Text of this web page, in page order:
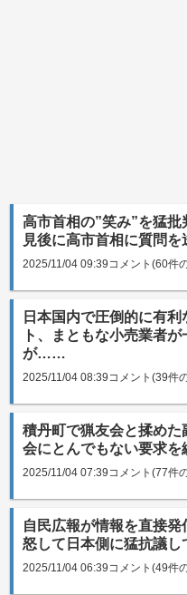
高市首相の”笑み”を猛
見後に高市首相に質問
2025/11/04 09:39コメント(60件
日本国内で圧倒的に有
ト、まともな小売業者
が……
2025/11/04 08:39コメント(39件
積丹町で猟友会と揉め
会にとんでもない要求
2025/11/04 07:39コメント(77件
自民広報が情報を直接
怒して日本側に猛抗議し
2025/11/04 06:39コメント(49件